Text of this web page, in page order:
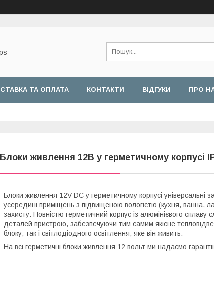
ТА ОПЛАТА КОНТАКТИ ВІДГУКИ ПРО
Блоки живлення 12В у герметичному корпусі
Блоки живлення 12V DC у герметичному корпусі універсальні
усередині приміщень з підвищеною вологістю (кухня, ванна,
захисту. Повністю герметичний корпус із алюмінієвого
деталей пристрою, забезпечуючи тим самим якісне
блоку, так і світлодіодного освітлення, яке він живить.
На всі герметичні блоки живлення 12 вольт ми надаємо